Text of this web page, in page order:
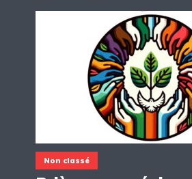
Non classé